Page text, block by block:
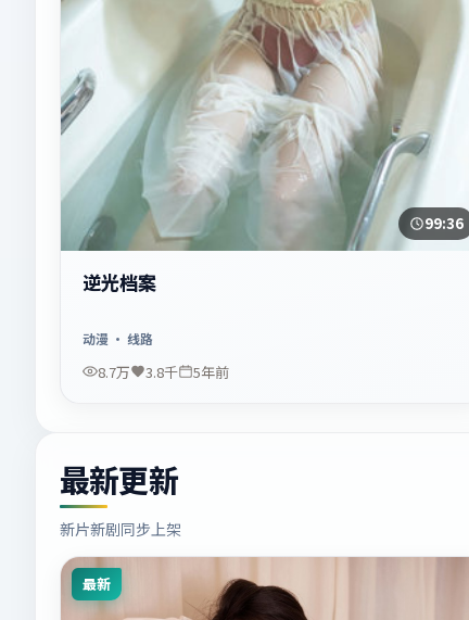
99:36
逆光档案
动漫 · 线路
8.7万 3.8千 5年前
最新更新
新片新剧同步上架
最新